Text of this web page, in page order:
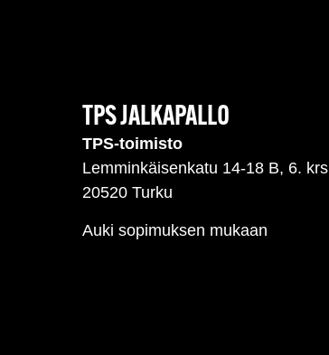
TPS JALKAPALLO
TPS-toimisto
Lemminkäisenkatu 14-18 B, 6. krs
20520 Turku
Auki sopimuksen mukaan